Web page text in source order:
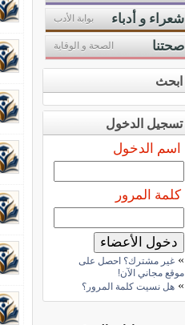
شعراء و أدباء بوابة الأدب
صحتنا الصحة و الوقاية
ابحث
تسجيل الدخول
اسم الدخول
كلمة المرور
» غير مشترك؟ احصل على
موقع مجاني الآن!
» هل نسيت كلمة المرور؟